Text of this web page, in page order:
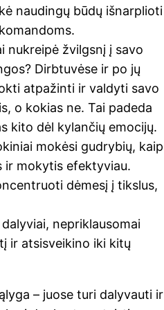
naudingų būdų išnarplioti
nukreipė žvilgsnį į savo
Dirbtuvėse ir po jų
atpažinti ir valdyti savo
o kokias ne. Tai padeda
kito dėl kylančių emocijų.
mokėsi gudrybių, kaip
ir mokytis efektyviau.
dėmesį į tikslus,
nepriklausomai
ir atsisveikino iki kitų
– juose turi dalyvauti ir